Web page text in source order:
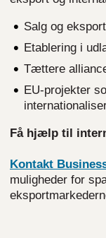
Salg og
Etablering i
Tættere
EU-projekter
Få hjælp til
Kontakt
muligheder for